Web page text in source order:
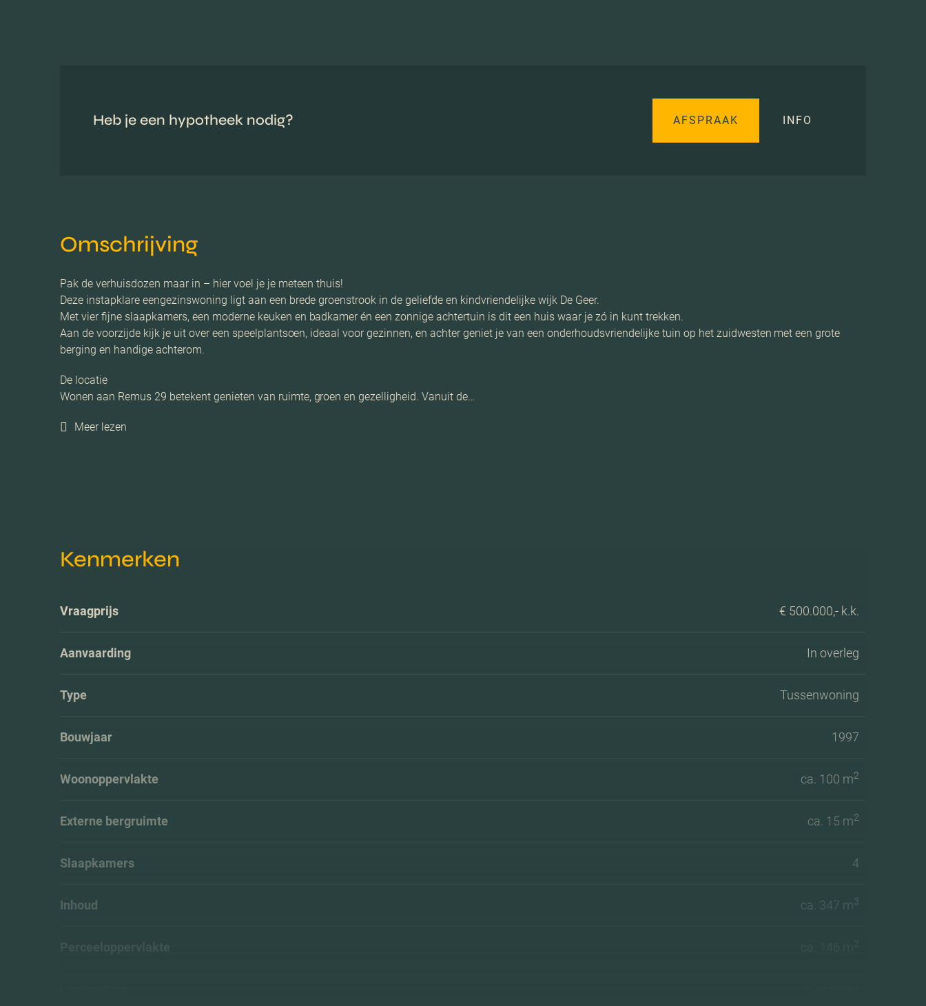
Heb je een hypotheek nodig? AFSPRAAK INFO
Omschrijving
Pak de verhuisdozen maar in – hier voel je je meteen thuis!
Deze instapklare eengezinswoning ligt aan een brede groenstrook in de geliefde en kindvriendelijke wijk De Geer.
Met vier fijne slaapkamers, een moderne keuken en badkamer én een zonnige achtertuin is dit een huis waar je zó in kunt trekken.
Aan de voorzijde kijk je uit over een speelplantsoen, ideaal voor gezinnen, en achter geniet je van een onderhoudsvriendelijke tuin op het zuidwesten met een grote
berging en handige achterom.
De locatie
Wonen aan Remus 29 betekent genieten van ruimte, groen en gezelligheid. Vanuit de…
Meer lezen
Kenmerken
Vraagprijs € 500.000,- k.k.
Aanvaarding In overleg
Type Tussenwoning
Bouwjaar 1997
Woonoppervlakte ca. 100 m2
Externe bergruimte ca. 15 m2
Slaapkamers 4
Inhoud ca. 347 m3
Perceeloppervlakte